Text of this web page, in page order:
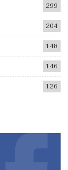
299
204
148
146
126